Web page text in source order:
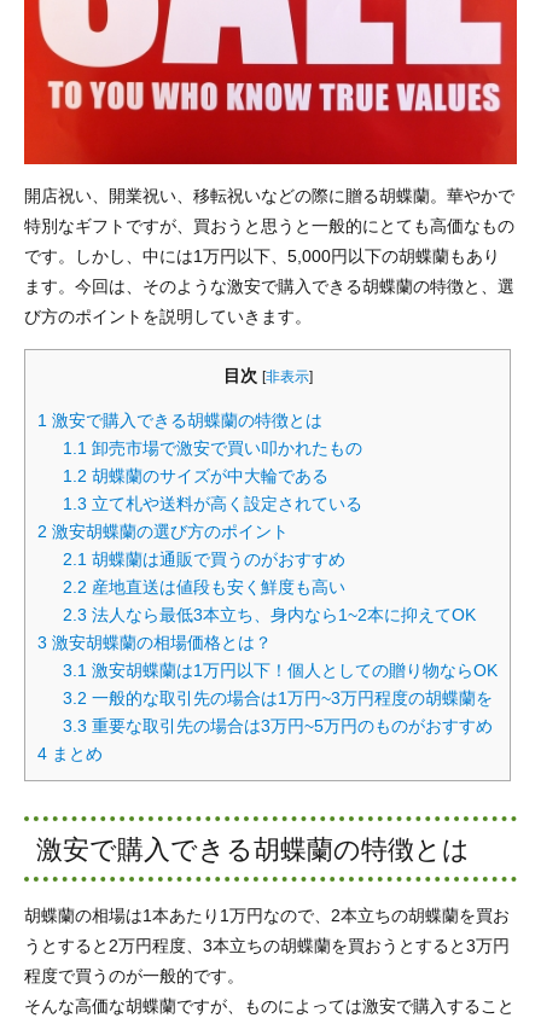
胡蝶蘭の病気の原因とその対策法
当サイトの利用について
開店祝い、開業祝い、移転祝いなどの際に贈る胡蝶蘭。華やかで
特別なギフトですが、買おうと思うと一般的にとても高価なもの
です。しかし、中には1万円以下、5,000円以下の胡蝶蘭もあり
ます。今回は、そのような激安で購入できる胡蝶蘭の特徴と、選
び方のポイントを説明していきます。
目次 [非表示]
1 激安で購入できる胡蝶蘭の特徴とは
1.1卸売市場で激安で買い叩かれたもの
1.2 胡蝶蘭のサイズが中大輪である
1.3 立て札や送料が高く設定されている
2 激安胡蝶蘭の選び方のポイント
2.1胡蝶蘭は通販で買うのがおすすめ
2.2 産地直送は値段も安く鮮度も高い
2.3 法人なら最低3本立ち、身内なら1~2本に抑えてOK
3 激安胡蝶蘭の相場価格とは？
3.1激安胡蝶蘭は1万円以下！個人としての贈り物ならOK
3.2 一般的な取引先の場合は1万円~3万円程度の胡蝶蘭を
3.3 重要な取引先の場合は3万円~5万円のものがおすすめ
4 まとめ
激安で購入できる胡蝶蘭の特徴とは
胡蝶蘭の相場は1本あたり1万円なので、2本立ちの胡蝶蘭を買お
うとすると2万円程度、3本立ちの胡蝶蘭を買おうとすると3万円
程度で買うのが一般的です。
そんな高価な胡蝶蘭ですが、ものによっては激安で購入すること